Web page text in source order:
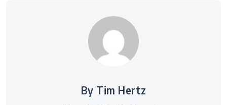
By Tim Hertz